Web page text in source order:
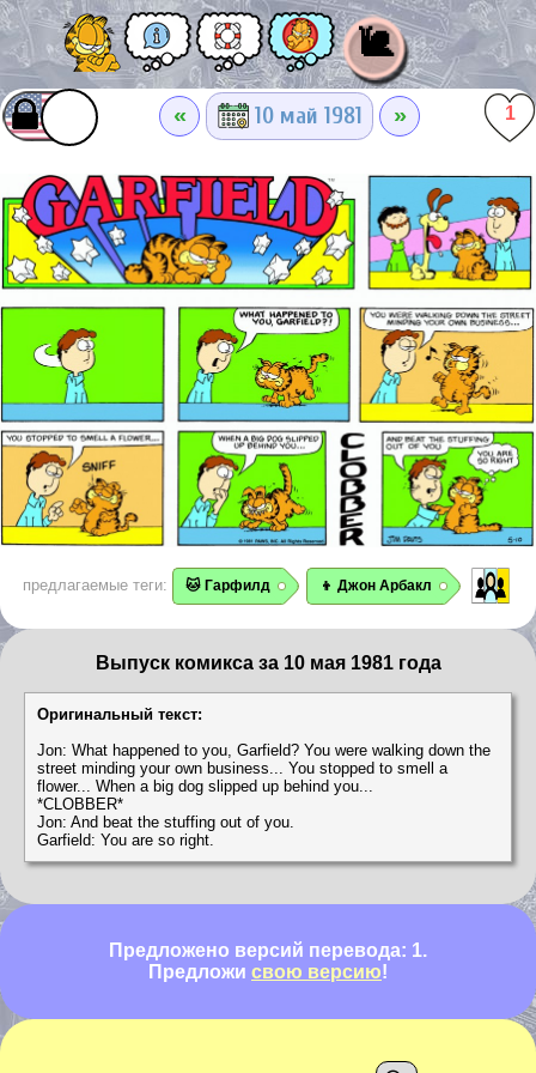
🐌
« 10 май 1981 » 1
предлагаемые теги: 🐱 Гарфилд 👦 Джон Арбакл
Выпуск комикса за 10 мая 1981 года
Оригинальный текст:
Jon: What happened to you, Garfield? You were walking down the
street minding your own business... You stopped to smell a
flower... When a big dog slipped up behind you...
*CLOBBER*
Jon: And beat the stuffing out of you.
Garfield: You are so right.
Предложено версий перевода: 1.
Предложи свою версию!